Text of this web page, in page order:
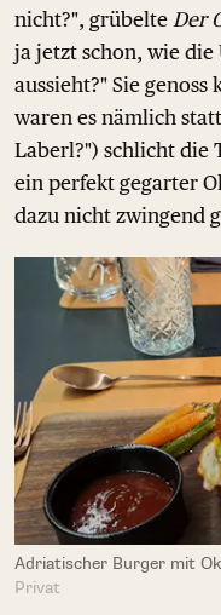
nicht?", grübelte Der
ja jetzt schon, wie die
aussieht?" Sie
waren es nämlich
Laberl?") schlicht die
ein perfekt gegarter
dazu nicht zwingend
Adriatischer Burger mit
Privat